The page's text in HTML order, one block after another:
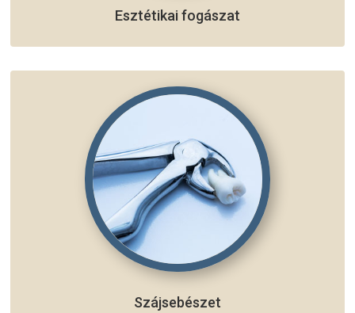
Esztétikai fogászat
Szájsebészet